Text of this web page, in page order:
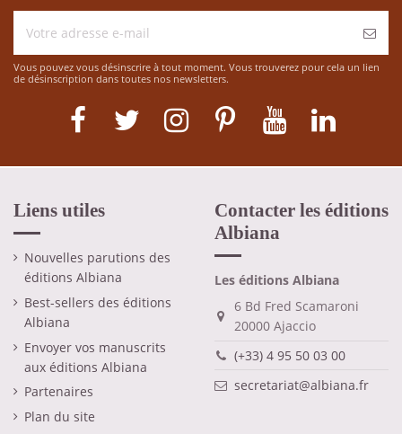
Vous pouvez vous désinscrire à tout moment. Vous trouverez pour cela un lien
de désinscription dans toutes nos newsletters.
Liens utiles
Nouvelles parutions des
éditions Albiana
Best-sellers des éditions
Albiana
Envoyer vos manuscrits
aux éditions Albiana
Partenaires
Plan du site
Contacter les éditions
Albiana
Les éditions Albiana
6 Bd Fred Scamaroni
20000 Ajaccio
(+33) 4 95 50 03 00
secretariat@albiana.fr